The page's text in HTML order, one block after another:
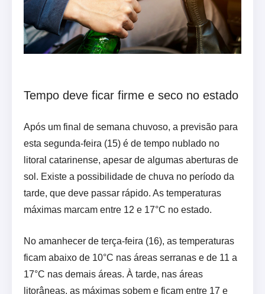
Tempo deve ficar firme e seco no estado
Após um final de semana chuvoso, a previsão para
esta segunda-feira (15) é de tempo nublado no
litoral catarinense, apesar de algumas aberturas de
sol. Existe a possibilidade de chuva no período da
tarde, que deve passar rápido. As temperaturas
máximas marcam entre 12 e 17°C no estado.
No amanhecer de terça-feira (16), as temperaturas
ficam abaixo de 10°C nas áreas serranas e de 11 a
17°C nas demais áreas. À tarde, nas áreas
litorâneas, as máximas sobem e ficam entre 17 e